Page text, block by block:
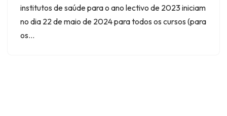
institutos de saúde para o ano lectivo de 2023 iniciam
no dia 22 de maio de 2024 para todos os cursos (para
os…